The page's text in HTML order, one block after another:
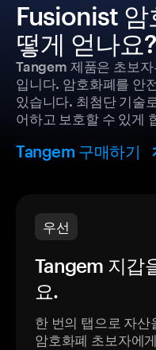
Fusionist 암
떻게 얻나요?
Tangem 제품은 초보
입니다. 암호화폐를 안
있습니다. 최첨단 기술
어하고 보호할 수 있게
Tangem 구매하기
우선
Tangem 지갑
요.
한 번의 탭으로 자산
암호화폐 초보자에